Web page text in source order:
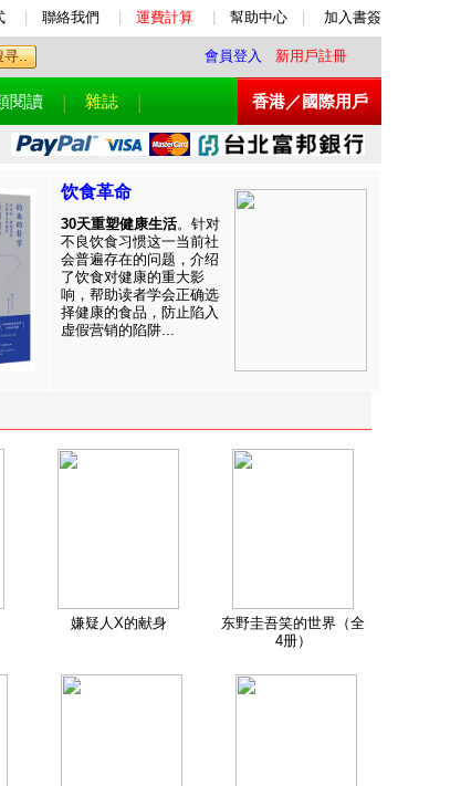
聯絡我們 運費計算 幫助中心 加入書簽
會員登入 新用戶註冊
閱讀 雜誌 香港／國際用戶
饮食革命
30天重塑健康生活。针对
不良饮食习惯这一当前社
会普遍存在的问题，介绍
了饮食对健康的重大影
响，帮助读者学会正确选
择健康的食品，防止陷入
虚假营销的陷阱...
嫌疑人X的献身
东野圭吾笑的世界（全
4册）